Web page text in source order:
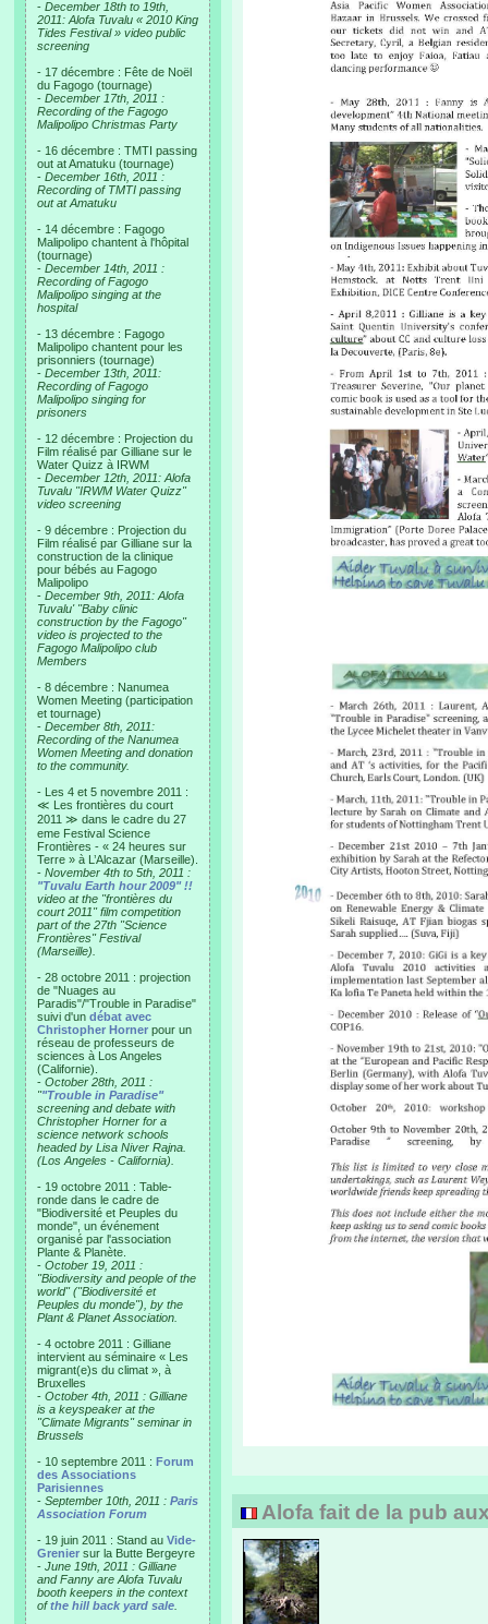
- December 18th to 19th,
2011: Alofa Tuvalu « 2010 King
Tides Festival » video public
screening
- 17 décembre : Fête de Noël
du Fagogo (tournage)
- December 17th, 2011 :
Recording of the Fagogo
Malipolipo Christmas Party
- 16 décembre : TMTI passing
out at Amatuku (tournage)
- December 16th, 2011 :
Recording of TMTI passing
out at Amatuku
- 14 décembre : Fagogo
Malipolipo chantent à l'hôpital
(tournage)
- December 14th, 2011 :
Recording of Fagogo
Malipolipo singing at the
hospital
- 13 décembre : Fagogo
Malipolipo chantent pour les
prisonniers (tournage)
- December 13th, 2011:
Recording of Fagogo
Malipolipo singing for
prisoners
- 12 décembre : Projection du
Film réalisé par Gilliane sur le
Water Quizz à IRWM
- December 12th, 2011: Alofa
Tuvalu "IRWM Water Quizz"
video screening
- 9 décembre : Projection du
Film réalisé par Gilliane sur la
construction de la clinique
pour bébés au Fagogo
Malipolipo
- December 9th, 2011: Alofa
Tuvalu' "Baby clinic
construction by the Fagogo"
video is projected to the
Fagogo Malipolipo club
Members
- 8 décembre : Nanumea
Women Meeting (participation
et tournage)
- December 8th, 2011:
Recording of the Nanumea
Women Meeting and donation
to the community.
- Les 4 et 5 novembre 2011 :
≪ Les frontières du court
2011 ≫ dans le cadre du 27
eme Festival Science
Frontières - « 24 heures sur
Terre » à L’Alcazar (Marseille).
- November 4th to 5th, 2011 :
"Tuvalu Earth hour 2009" !!
video at the "frontières du
court 2011" film competition
part of the 27th "Science
Frontières" Festival
(Marseille).
- 28 octobre 2011 : projection
de "Nuages au
Paradis"/"Trouble in Paradise"
suivi d'un débat avec
Christopher Horner pour un
réseau de professeurs de
sciences à Los Angeles
(Californie).
- October 28th, 2011 :
""Trouble in Paradise"
screening and debate with
Christopher Horner for a
science network schools
headed by Lisa Niver Rajna.
(Los Angeles - California).
- 19 octobre 2011 : Table-
ronde dans le cadre de
"Biodiversité et Peuples du
monde", un événement
organisé par l'association
Plante & Planète.
- October 19, 2011 :
"Biodiversity and people of the
world" ("Biodiversité et
Peuples du monde"), by the
Plant & Planet Association.
- 4 octobre 2011 : Gilliane
intervient au séminaire « Les
migrant(e)s du climat », à
Bruxelles
- October 4th, 2011 : Gilliane
is a keyspeaker at the
"Climate Migrants" seminar in
Brussels
- 10 septembre 2011 : Forum
des Associations
Parisiennes
- September 10th, 2011 : Paris
Association Forum
- 19 juin 2011 : Stand au Vide-
Grenier sur la Butte Bergeyre
- June 19th, 2011 : Gilliane
and Fanny are Alofa Tuvalu
booth keepers in the context
ofthe hill back yard sale
Alofa fait de la pub